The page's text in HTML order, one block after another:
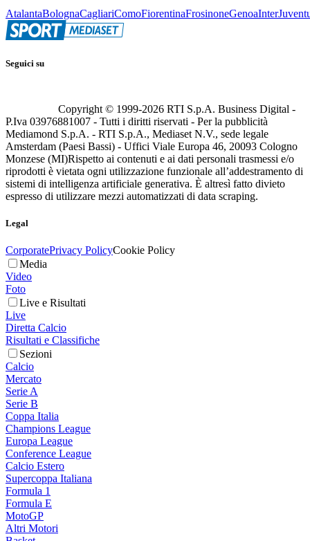
AtalantaBolognaCagliariComoFiorentinaFrosinoneGenoaInter
Seguici su
Copyright © 1999-2026 RTI S.p.A. Business Digital -
P.Iva 03976881007 - Tutti i diritti riservati - Per la pubblicità
Mediamond S.p.A. - RTI S.p.A., Mediaset N.V., sede legale
Amsterdam (Paesi Bassi) - Uffici Viale Europa 46, 20093 Cologno
Monzese (MI)Rispetto ai contenuti e ai dati personali trasmessi e/o
riprodotti è vietata ogni utilizzazione funzionale all’addestramento di
sistemi di intelligenza artificiale generativa. È altresì fatto divieto
espresso di utilizzare mezzi automatizzati di data scraping.
Legal
CorporatePrivacy PolicyCookie Policy
Media
Video
Foto
Live e Risultati
Live
Diretta Calcio
Risultati e Classifiche
Sezioni
Calcio
Mercato
Serie A
Serie B
Coppa Italia
Champions League
Europa League
Conference League
Calcio Estero
Supercoppa Italiana
Formula 1
Formula E
MotoGP
Altri Motori